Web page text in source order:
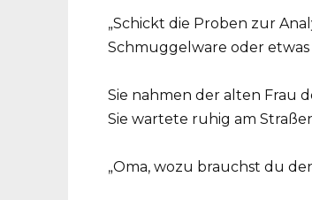
„Schickt die Proben zur
Schmuggelware oder etwas
Sie nahmen der alten Frau
Sie wartete ruhig am
„Oma, wozu brauchst du